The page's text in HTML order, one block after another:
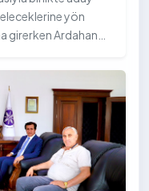
yön
girerken Ardahan
tercih
Bu
Prof. Dr. Öztürk
yaptığı Akit
programına
yapısı, eğitim
sunduğu sosyal